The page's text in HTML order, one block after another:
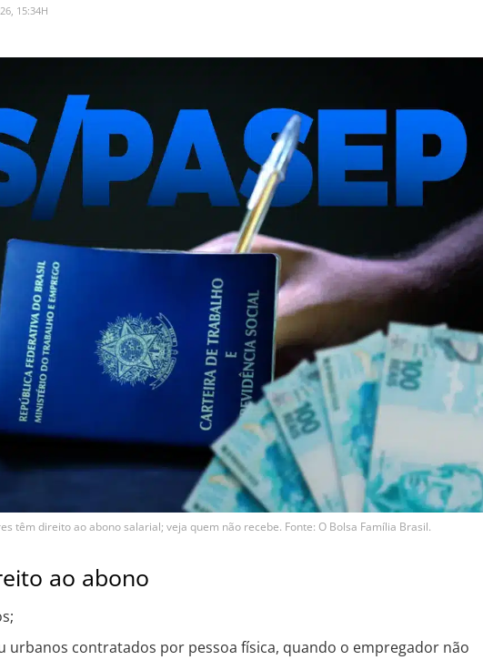
15:34H
têm direito ao abono salarial; veja quem não recebe. Fonte: O Bolsa Família Brasil.
ao abono
urbanos contratados por pessoa física, quando o empregador não